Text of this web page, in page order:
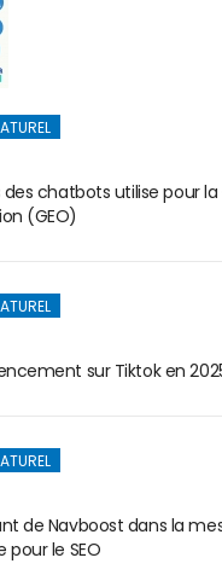
des chatbots utilise pour
(GEO)
sur Tiktok en
de Navboost dans la
pour le SEO